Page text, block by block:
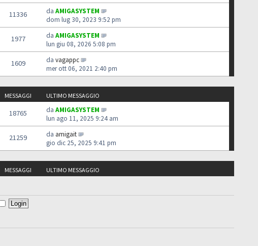
11336 da AMIGASYSTEM
dom lug 30, 2023 9:52 pm
1977 da AMIGASYSTEM
lun giu 08, 2026 5:08 pm
1609 da vagappc
mer ott 06, 2021 2:40 pm
MESSAGGI ULTIMO MESSAGGIO
18765 da AMIGASYSTEM
lun ago 11, 2025 9:24 am
21259 da amigait
gio dic 25, 2025 9:41 pm
MESSAGGI ULTIMO MESSAGGIO